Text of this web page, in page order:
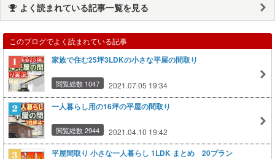
よく読まれている記事一覧を見る
このブログでよく読まれている記事
家族で住む25坪3LDKの小さな平屋の間取り
閲覧総数 1047 2021.07.05 19:34
一人暮らし用の16坪の平屋の間取り
閲覧総数 2944 2021.04.10 19:42
平屋間取り 小さな一人暮らし 1LDK まとめ 20プラン